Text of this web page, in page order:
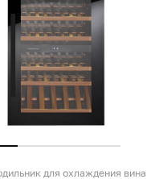
для охлаждения вина